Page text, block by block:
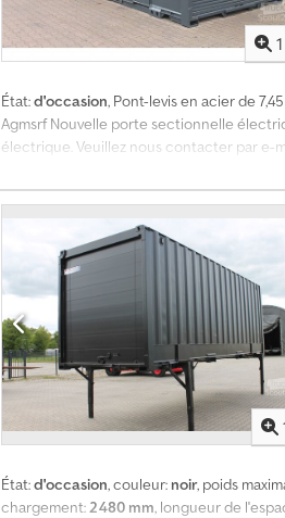
1
État:d'occasion, Pont-levis en acier de
Agmsrf Nouvelle porte sectionnelle
électrique. Veuillez nous contacter par e-
(en mm) : longueur 7 450 mm, largeur 2
7 289 mm, largeur 2 458 mm, hauteur 2
hauteur 2 390 mm Prix d'achat,
moyennant un supplément. Pour toute
l'adresse de livraison. Nous vous ferons
État:d'occasion, couleur: noir, poids
chargement:2 480 mm, longueur de